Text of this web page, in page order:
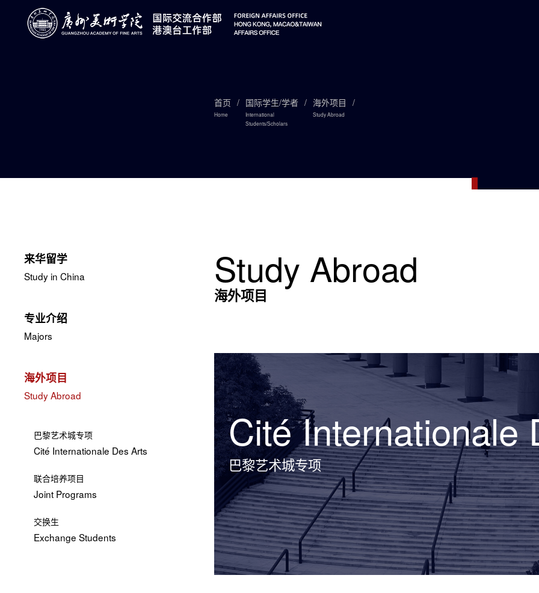
首页
Home
/ 国际学生/学者
International
Students/Scholars
/ 海外项目
Study Abroad
/
来华留学
Study in China
专业介绍
Majors
海外项目
Study Abroad
巴黎艺术城专项
Cité Internationale Des Arts
联合培养项目
Joint Programs
交换生
Exchange Students
Study Abroad
海外项目
Cité Internationale
巴黎艺术城专项